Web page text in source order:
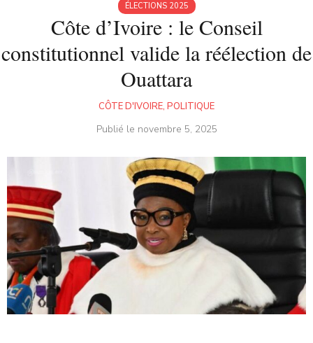
ÉLECTIONS 2025
Côte d’Ivoire : le Conseil
constitutionnel valide la réélection de
Ouattara
CÔTE D'IVOIRE, POLITIQUE
Publié le novembre 5, 2025